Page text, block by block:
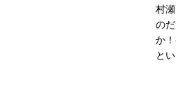
村
の
か
と